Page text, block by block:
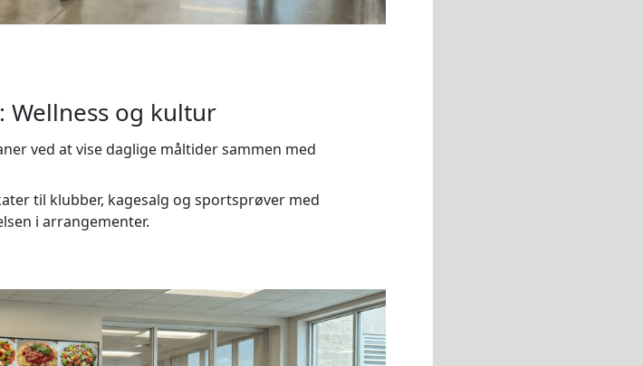
og kultur
ved at vise daglige måltider sammen med
til klubber, kagesalg og sportsprøver med
i arrangementer.